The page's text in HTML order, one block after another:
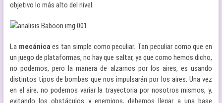
objetivo lo más alto del nivel.
La mecánicaes tan simple como peculiar. Tan peculiar como que en
un juego de plataformas, no hay que saltar, ya que como hemos dicho,
no podemos, pero la manera de alzarnos por los aires, es usando
distintos tipos de bombas que nos impulsarán por los aires. Una vez
en el aire, no podemos variar la trayectoria por nosotros mismos, y,
evitando los obstáculos y enemigos, debemos llegar a una base